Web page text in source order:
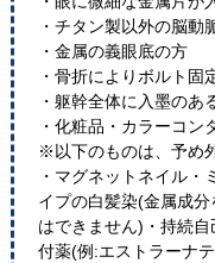
・チタン製以外の脳動
・金属の義眼底の方
・骨折によりボルト固
・躯幹全体に入墨のあ
・化粧品・カラーコン
※以下のものは、予め
・マグネットネイル・
イプの白髪染(金属成
はできません)・持続
付薬(例:エストラーナ